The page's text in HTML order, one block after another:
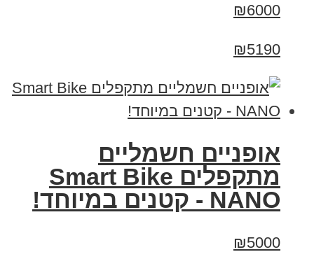
₪6000
₪5190
אופניים חשמליים
מתקפלים Smart Bike
NANO - קטנים במיוחד!
₪5000